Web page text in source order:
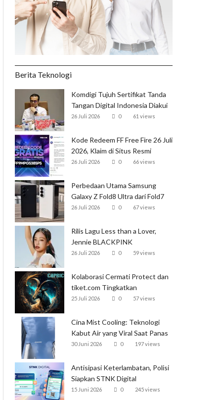
Berita Teknologi
Komdigi Tujuh Sertifikat Tanda
Tangan Digital Indonesia Diakui
Global
26 Juli 2026 0 61 views
Kode Redeem FF Free Fire 26 Juli
2026, Klaim di Situs Resmi
Garena
26 Juli 2026 0 66 views
Perbedaan Utama Samsung
Galaxy Z Fold8 Ultra dari Fold7
26 Juli 2026 0 67 views
Rilis Lagu Less than a Lover,
Jennie BLACKPINK
Mendominasi Tangga Lagu
26 Juli 2026 0 59 views
Kolaborasi Cermati Protect dan
tiket.com Tingkatkan
Perlindungan Perjalanan Kereta
25 Juli 2026 0 57 views
Cina Mist Cooling: Teknologi
Kabut Air yang Viral Saat Panas
Ekstrem
30 Juni 2026 0 197 views
Antisipasi Keterlambatan, Polisi
Siapkan STNK Digital
15 Juni 2026 0 245 views